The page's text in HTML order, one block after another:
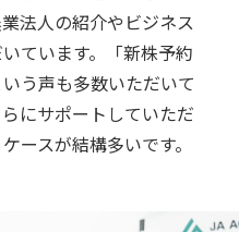
法人の紹介やビジネス
ています。「新株予約
う声も多数いただいて
にサポートしていただ
ースが結構多いです。